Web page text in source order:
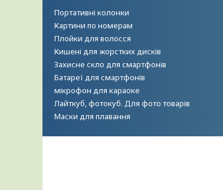
Портативні колонки
Картини по номерам
Плойки для волосся
Кишені для жорстких дисків
Захисне скло для смартфонів
Батареї для смартфонів
мікрофон для караоке
Лайткуб, фотокуб. Для фото товарів
Маски для плавання